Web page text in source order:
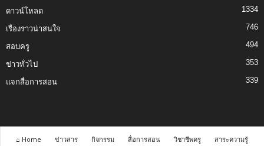
ดาวน์โหลด 1334
เรื่องราวน่าสนใจ 746
สอบครู 494
ข่าวทั่วไป 353
แจกสื่อการสอน 339
⌂ Home ข่าวสาร กิจกรรม สื่อการสอน วิชาชีพครู สาระความรู้